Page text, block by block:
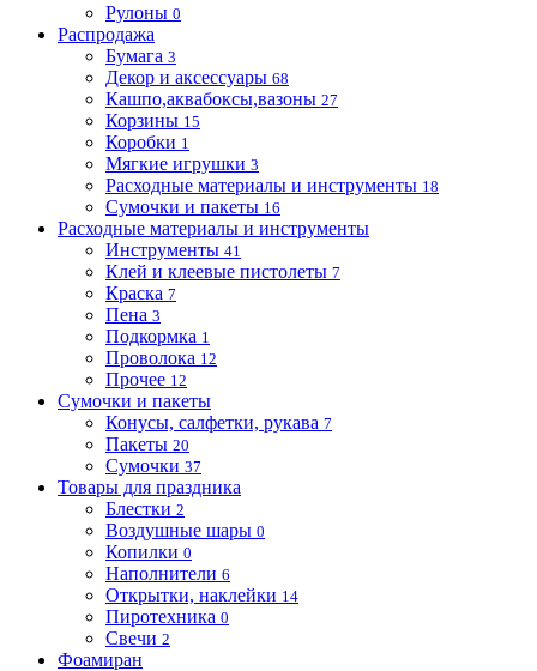
Рулоны 0
Распродажа
Бумага 3
Декор и аксессуары 68
Кашпо,аквабоксы,вазоны 27
Корзины 15
Коробки 1
Мягкие игрушки 3
Расходные материалы и инструменты 18
Сумочки и пакеты 16
Расходные материалы и инструменты
Инструменты 41
Клей и клеевые пистолеты 7
Краска 7
Пена 3
Подкормка 1
Проволока 12
Прочее 12
Сумочки и пакеты
Конусы, салфетки, рукава 7
Пакеты 20
Сумочки 37
Товары для праздника
Блестки 2
Воздушные шары 0
Копилки 0
Наполнители 6
Открытки, наклейки 14
Пиротехника 0
Свечи 2
Фоамиран